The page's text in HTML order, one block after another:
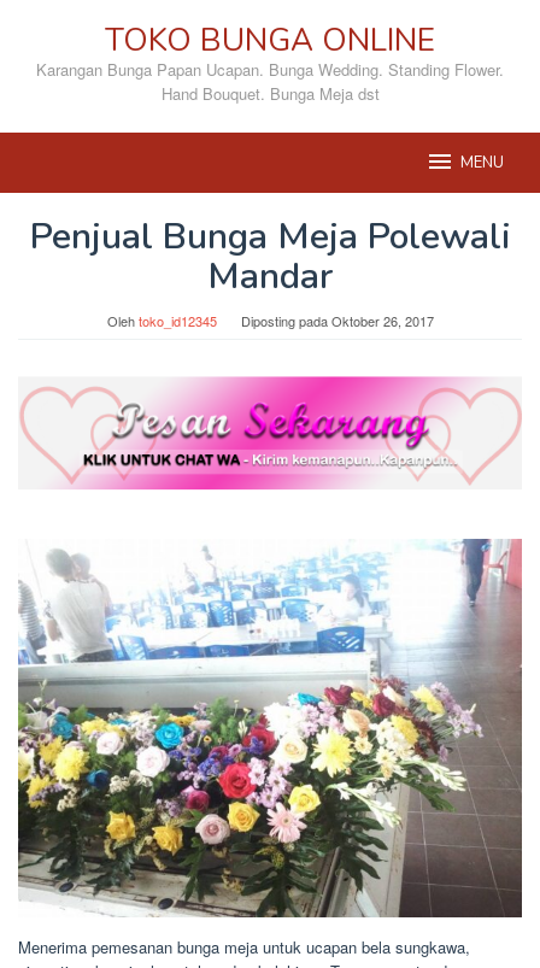
konten
TOKO BUNGA ONLINE
Karangan Bunga Papan Ucapan. Bunga Wedding. Standing Flower.
Hand Bouquet. Bunga Meja dst
MENU
Penjual Bunga Meja Polewali
Mandar
Olehtoko_id12345 Diposting padaOktober 26, 2017
Menerima pemesanan bunga meja untuk ucapan bela sungkawa,